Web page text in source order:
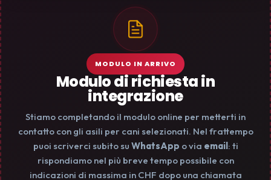
MODULO IN ARRIVO
Modulo di richiesta in
integrazione
Stiamo completando il modulo online per metterti in
contatto con gli asili per cani selezionati. Nel frattempo
puoi scriverci subito su WhatsApp o via email: ti
rispondiamo nel più breve tempo possibile con
indicazioni di massima in CHF dopo una chiamata